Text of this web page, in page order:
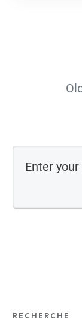
RECHERCHE